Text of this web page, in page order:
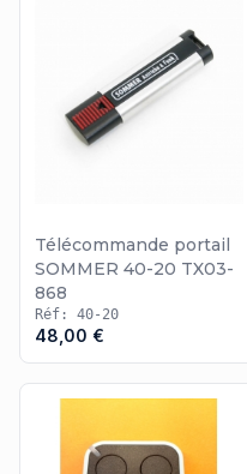
Télécommande portail
SOMMER 40-20 TX03-
868
Réf: 40-20
48,00 €